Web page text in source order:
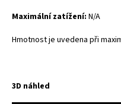
Maximální zatížení: N/A
Hmotnost je uvedena při
3D náhled